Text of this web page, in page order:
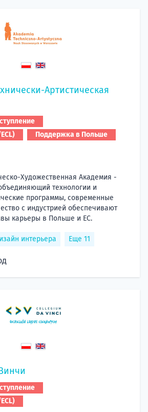
Артистическая
Поддержка в Польше
Художественная Академия -
технологии и
программы, современные
с индустрией обеспечивают
карьеры в Польше и ЕС.
интерьера Еще 11